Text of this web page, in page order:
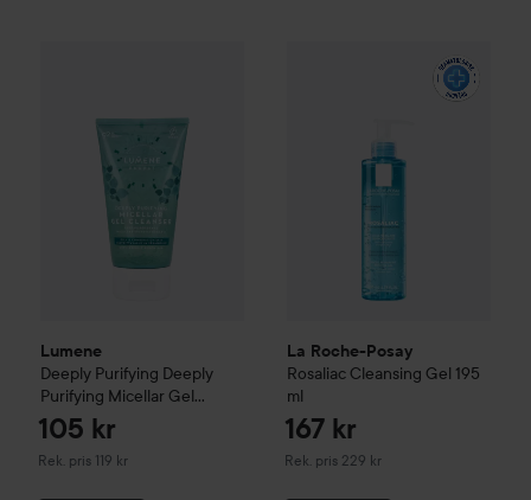
Lumene
Deeply Purifying Deeply
Purifying Micellar Gel
Cleanser
105 kr
Rek. pris 119 kr
Rekommenderat pris 119 kr
Deeply Purifying Micellar Gel
La Roche-Posay
Rosaliac Cleansing Gel 195
ml
167 kr
Rek. pris 229 kr
Rekommenderat pris 229 kr
Rosaliac